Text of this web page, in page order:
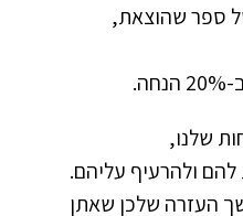
ספר שהוצאת,
שלנו,
להם ולהרעיף עליהם.
העזרה שלכן שאתן